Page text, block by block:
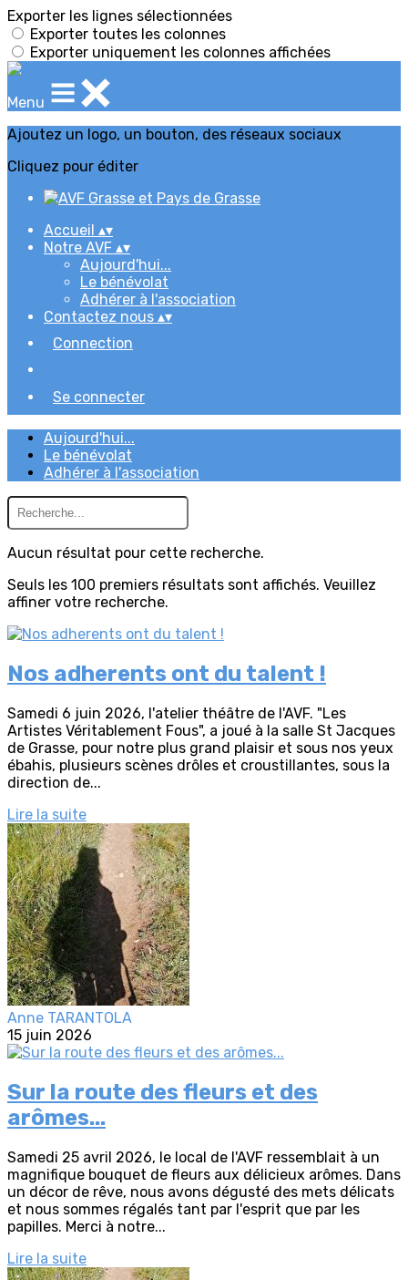
Exporter les lignes sélectionnées
Exporter toutes les colonnes
Exporter uniquement les colonnes affichées
Menu
Ajoutez un logo, un bouton, des réseaux sociaux
Cliquez pour éditer
Accueil ▴▾
Notre AVF ▴▾
Aujourd'hui...
Le bénévolat
Adhérer à l'association
Contactez nous ▴▾
Connection
Se connecter
Aujourd'hui...
Le bénévolat
Adhérer à l'association
Aucun résultat pour cette recherche.
Seuls les 100 premiers résultats sont affichés. Veuillez
affiner votre recherche.
Nos adherents ont du talent !
Samedi 6 juin 2026, l'atelier théâtre de l'AVF. "Les
Artistes Véritablement Fous", a joué à la salle St Jacques
de Grasse, pour notre plus grand plaisir et sous nos yeux
ébahis, plusieurs scènes drôles et croustillantes, sous la
direction de...
Lire la suite
Anne TARANTOLA
15 juin 2026
Sur la route des fleurs et des
arômes...
Samedi 25 avril 2026, le local de l'AVF ressemblait à un
magnifique bouquet de fleurs aux délicieux arômes. Dans
un décor de rêve, nous avons dégusté des mets délicats
et nous sommes régalés tant par l'esprit que par les
papilles. Merci à notre...
Lire la suite